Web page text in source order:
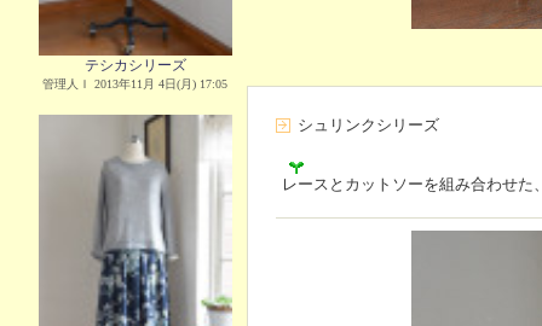
テシカシリーズ
管理人Ｉ 2013年11月 4日(月) 17:05
シュリンクシリーズ
レースとカットソーを組み合わせ